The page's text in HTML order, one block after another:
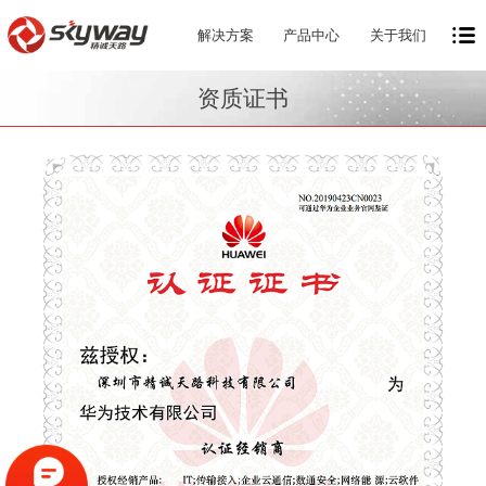
解决方案 产品中心 关于我们
资质证书